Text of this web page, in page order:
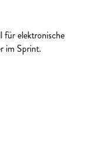
für elektronische
im Sprint.